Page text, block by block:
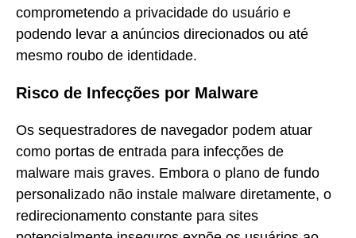
comprometendo a privacidade do usuário e
podendo levar a anúncios direcionados ou até
mesmo roubo de identidade.
Risco de Infecções por Malware
Os sequestradores de navegador podem atuar
como portas de entrada para infecções de
malware mais graves. Embora o plano de fundo
personalizado não instale malware diretamente, o
redirecionamento constante para sites